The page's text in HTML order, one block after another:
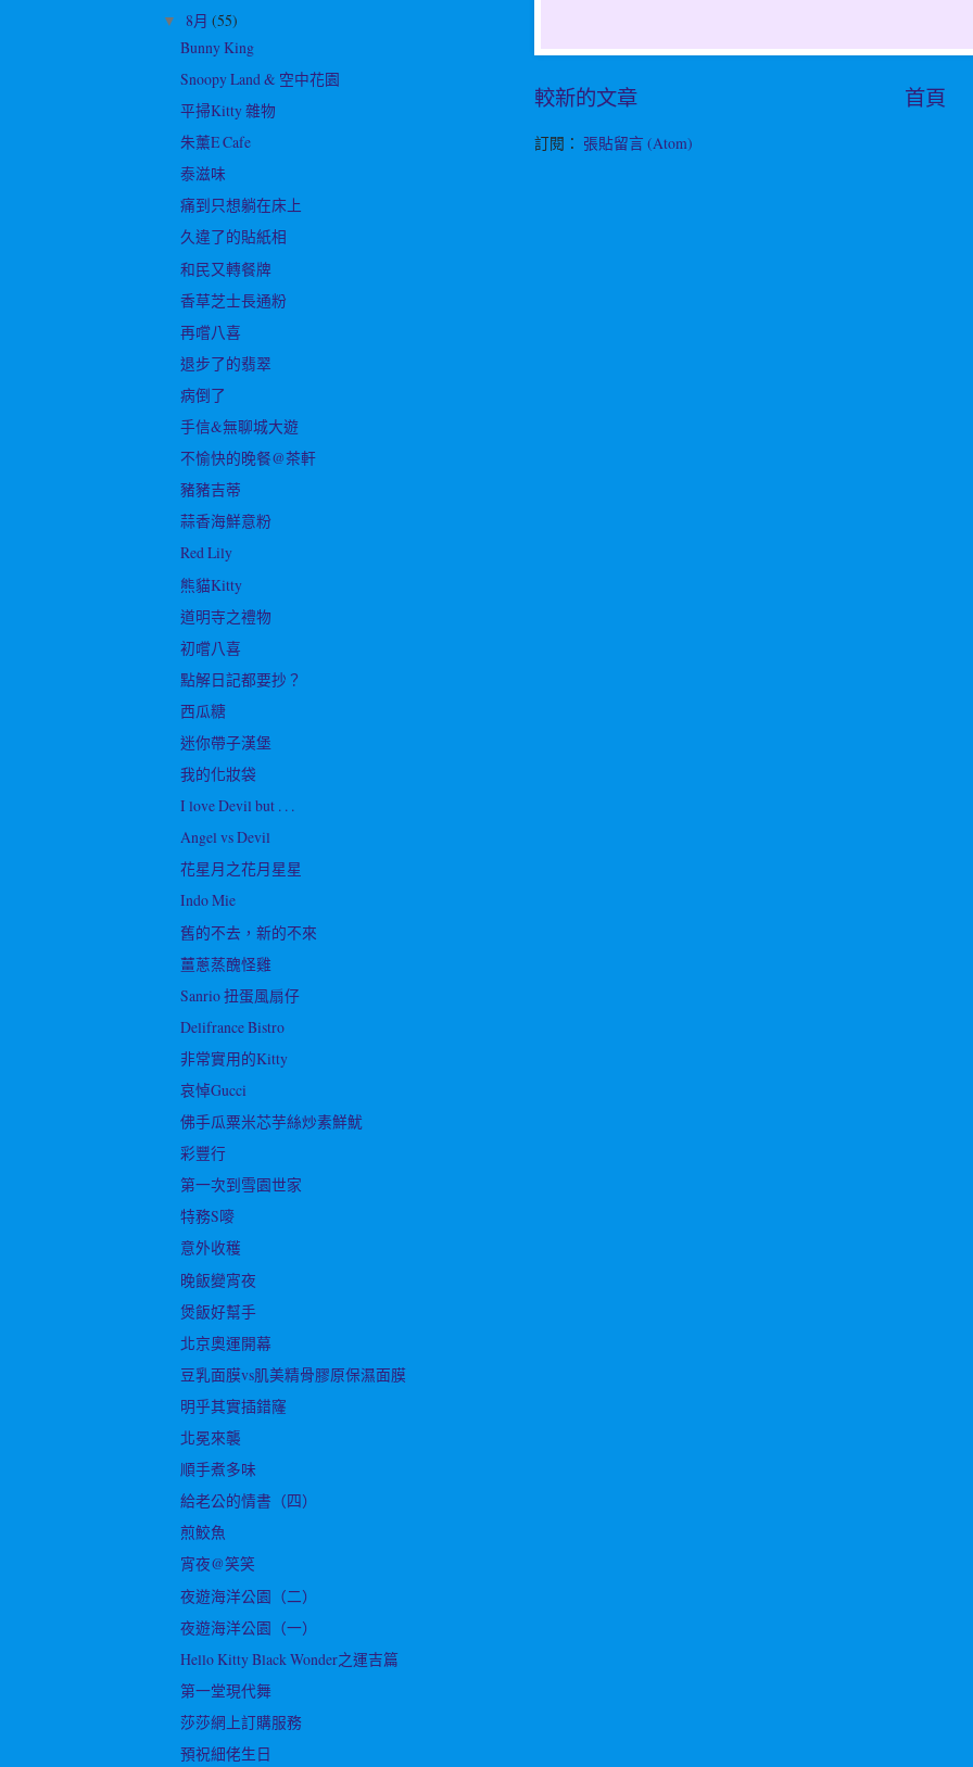
較新的文章 首頁
訂閱： 張貼留言 (Atom)
▼ 8月 (55)
Bunny King
Snoopy Land & 空中花園
平掃Kitty 雜物
朱薰E Cafe
泰滋味
痛到只想躺在床上
久違了的貼紙相
和民又轉餐牌
香草芝士長通粉
再嚐八喜
退步了的翡翠
病倒了
手信&無聊城大遊
不愉快的晚餐@茶軒
豬豬吉蒂
蒜香海鮮意粉
Red Lily
熊貓Kitty
道明寺之禮物
初嚐八喜
點解日記都要抄？
西瓜糖
迷你帶子漢堡
我的化妝袋
I love Devil but . . .
Angel vs Devil
花星月之花月星星
Indo Mie
舊的不去，新的不來
薑蔥蒸醜怪雞
Sanrio 扭蛋風扇仔
Delifrance Bistro
非常實用的Kitty
哀悼Gucci
佛手瓜粟米芯芋絲炒素鮮魷
彩豐行
第一次到雪園世家
特務S嘜
意外收穫
晚飯變宵夜
煲飯好幫手
北京奧運開幕
豆乳面膜vs肌美精骨膠原保濕面膜
明乎其實插錯窿
北冕來襲
順手煮多味
給老公的情書（四）
煎鮫魚
宵夜@笑笑
夜遊海洋公園（二）
夜遊海洋公園（一）
Hello Kitty Black Wonder之運吉篇
第一堂現代舞
莎莎網上訂購服務
預祝細佬生日